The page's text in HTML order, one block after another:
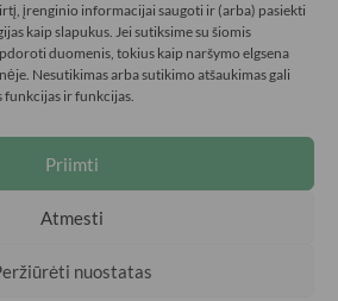
įrenginio informacijai saugoti ir (arba) pasiekti
kaip slapukus. Jei sutiksime su šiomis
duomenis, tokius kaip naršymo elgsena
Nesutikimas arba sutikimo atšaukimas gali
funkcijas ir funkcijas.
Priimti
Atmesti
nuostatas
4,9